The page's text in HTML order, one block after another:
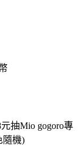
抽Mio gogoro專
隨機)